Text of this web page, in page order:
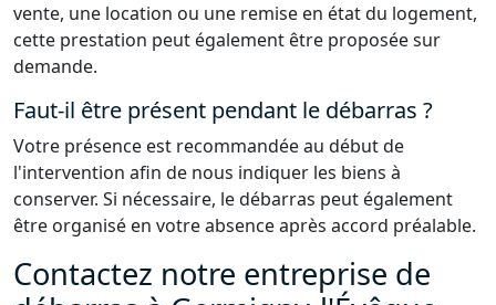
vente, une location ou une remise en état du logement,
cette prestation peut également être proposée sur
demande.
Faut-il être présent pendant le débarras ?
Votre présence est recommandée au début de
l'intervention afin de nous indiquer les biens à
conserver. Si nécessaire, le débarras peut également
être organisé en votre absence après accord préalable.
Contactez notre entreprise de